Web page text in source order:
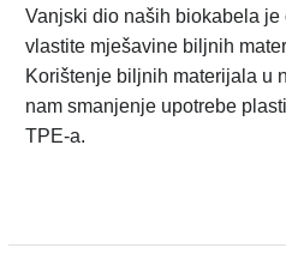
Vanjski dio naših biokabela
vlastite mješavine biljnih
Korištenje biljnih materijala u
nam smanjenje upotrebe
TPE-a.